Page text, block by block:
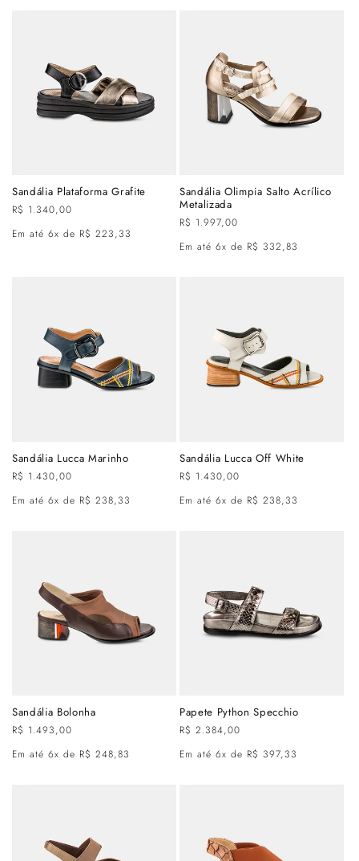
Sandália Plataforma Grafite
Preço
R$ 1.340,00
Em até 6x de R$ 223,33
Sandália Olimpia Salto Acrílico
Metalizada
Preço
R$ 1.997,00
Em até 6x de R$ 332,83
Sandália Lucca Marinho
Preço
R$ 1.430,00
Em até 6x de R$ 238,33
Sandália Lucca Off White
Preço
R$ 1.430,00
Em até 6x de R$ 238,33
Sandália Bolonha
Preço
R$ 1.493,00
Em até 6x de R$ 248,83
Papete Python Specchio
Preço
R$ 2.384,00
Em até 6x de R$ 397,33